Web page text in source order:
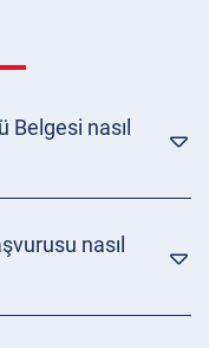
Belgesi nasıl
nasıl